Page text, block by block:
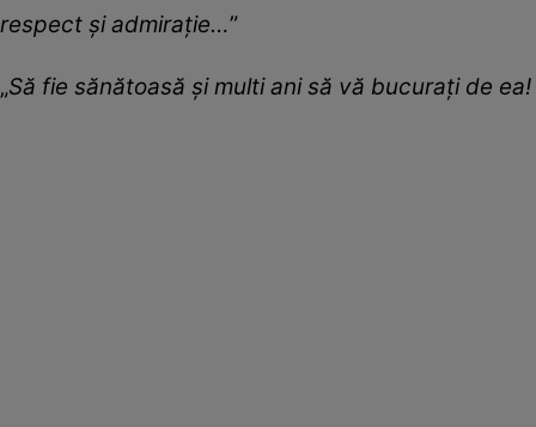
respect și admirație…”
„Să fie sănătoasă și multi ani să vă bucurați de